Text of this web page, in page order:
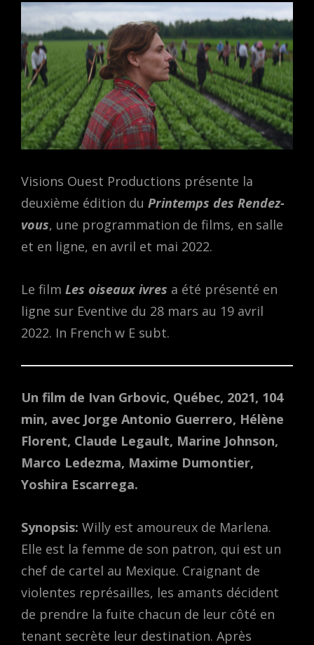
Visions Ouest Productions présente la
deuxième édition du Printemps des Rendez-
vous, une programmation de films, en salle
et en ligne, en avril et mai 2022.
Le film Les oiseaux ivres a été présenté en
ligne sur Eventive du 28 mars au 19 avril
2022. In French w E subt.
Un film de Ivan Grbovic, Québec, 2021, 104
min, avec Jorge Antonio Guerrero, Hélène
Florent, Claude Legault, Marine Johnson,
Marco Ledezma, Maxime Dumontier,
Yoshira Escarrega.
Synopsis: Willy est amoureux de Marlena.
Elle est la femme de son patron, qui est un
chef de cartel au Mexique. Craignant de
violentes représailles, les amants décident
de prendre la fuite chacun de leur côté en
tenant secrète leur destination. Après